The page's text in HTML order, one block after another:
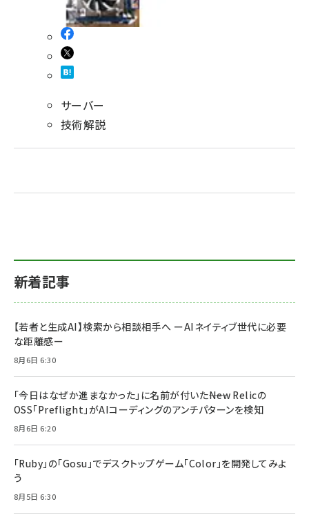
サーバー
技術解説
新着記事
【若者と生成AI】検索から相談相手へ ーAIネイティブ世代に必要
な距離感ー
8月6日 6:30
「今日はなぜか進まなかった」に名前が付いた――New Relicの
OSS「Preflight」がAIコーディングのアンチパターンを検知
8月6日 6:20
「Ruby」の「Gosu」でデスクトップゲーム「Color」を開発してみよ
う
8月5日 6:30